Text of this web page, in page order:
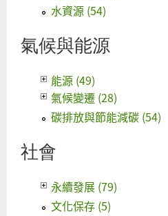
水資源 (54)
氣候與能源
能源 (49)
氣候變遷 (28)
碳排放與節能減碳 (54)
社會
永續發展 (79)
文化保存 (5)